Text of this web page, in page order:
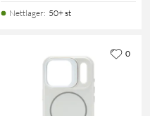
Nettlager: 50+ st
0